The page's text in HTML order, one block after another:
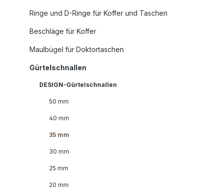
Ringe und D-Ringe für Koffer und Taschen
Beschläge für Koffer
Maulbügel für Doktortaschen
Gürtelschnallen
DESIGN-Gürtelschnallen
50 mm
40 mm
35 mm
30 mm
25 mm
20 mm